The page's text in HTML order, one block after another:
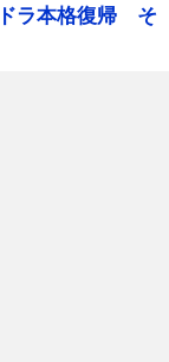
ドラ本格復帰 そ